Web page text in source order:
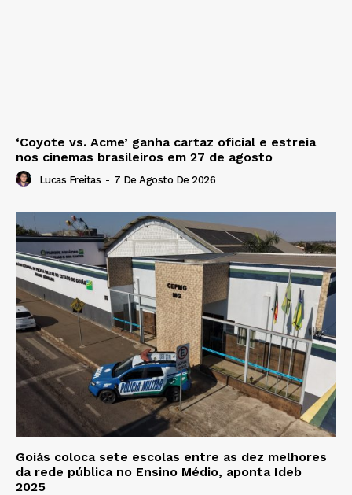
‘Coyote vs. Acme’ ganha cartaz oficial e estreia
nos cinemas brasileiros em 27 de agosto
Lucas Freitas - 7 De Agosto De 2026
Goiás coloca sete escolas entre as dez melhores
da rede pública no Ensino Médio, aponta Ideb
2025